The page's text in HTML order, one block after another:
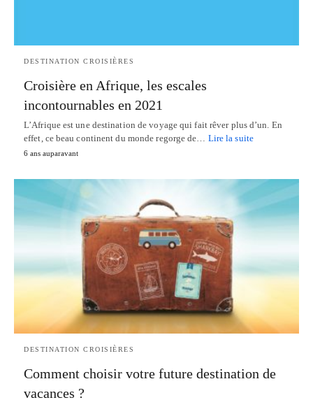
DESTINATION CROISIÈRES
Croisière en Afrique, les escales
incontournables en 2021
L’Afrique est une destination de voyage qui fait rêver plus d’un. En
effet, ce beau continent du monde regorge de… Lire la suite
6 ans auparavant
DESTINATION CROISIÈRES
Comment choisir votre future destination de
vacances ?